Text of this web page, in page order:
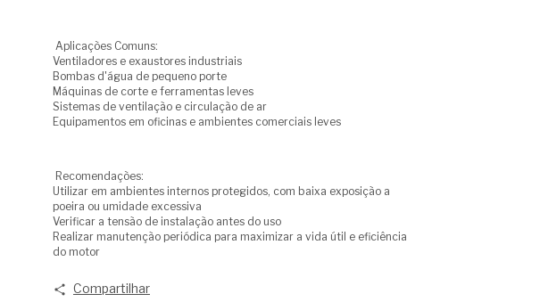
Aplicações Comuns:
Ventiladores e exaustores industriais
Bombas d'água de pequeno porte
Máquinas de corte e ferramentas leves
Sistemas de ventilação e circulação de ar
Equipamentos em oficinas e ambientes comerciais leves
Recomendações:
Utilizar em ambientes internos protegidos, com baixa exposição a
poeira ou umidade excessiva
Verificar a tensão de instalação antes do uso
Realizar manutenção periódica para maximizar a vida útil e eficiência
do motor
Compartilhar